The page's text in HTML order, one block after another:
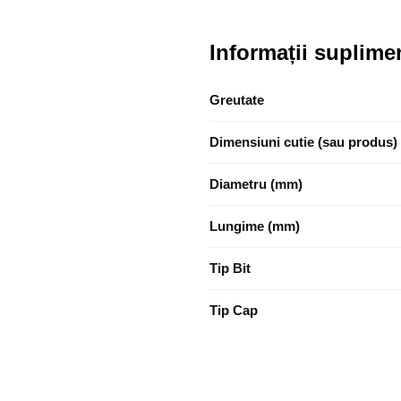
Informații
Greutate
Dimensiuni cutie (sau produs)
Diametru (mm)
Lungime (mm)
Tip Bit
Tip Cap